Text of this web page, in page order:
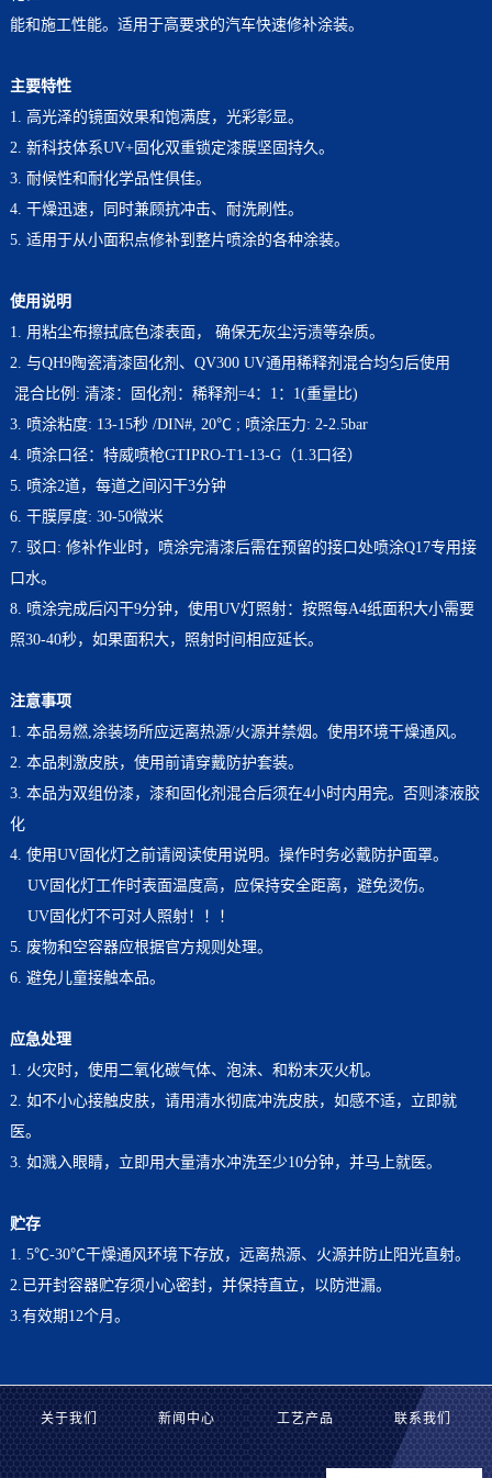
能和施工性能。适用于高要求的汽车快速修补涂装。
主要特性
1. 高光泽的镜面效果和饱满度，光彩彰显。
2. 新科技体系UV+固化双重锁定漆膜坚固持久。
3. 耐候性和耐化学品性俱佳。
4. 干燥迅速，同时兼顾抗冲击、耐洗刷性。
5. 适用于从小面积点修补到整片喷涂的各种涂装。
使用说明
1. 用粘尘布擦拭底色漆表面， 确保无灰尘污渍等杂质。
2. 与QH9陶瓷清漆固化剂、QV300 UV通用稀释剂混合均匀后使用
混合比例: 清漆：固化剂：稀释剂=4：1：1(重量比)
3. 喷涂粘度: 13-15秒 /DIN#, 20℃ ; 喷涂压力: 2-2.5bar
4. 喷涂口径：特威喷枪GTIPRO-T1-13-G（1.3口径）
5. 喷涂2道，每道之间闪干3分钟
6. 干膜厚度: 30-50微米
7. 驳口: 修补作业时，喷涂完清漆后需在预留的接口处喷涂Q17专用接
口水。
8. 喷涂完成后闪干9分钟，使用UV灯照射：按照每A4纸面积大小需要
照30-40秒，如果面积大，照射时间相应延长。
注意事项
1. 本品易燃,涂装场所应远离热源/火源并禁烟。使用环境干燥通风。
2. 本品刺激皮肤，使用前请穿戴防护套装。
3. 本品为双组份漆，漆和固化剂混合后须在4小时内用完。否则漆液胶
化
4. 使用UV固化灯之前请阅读使用说明。操作时务必戴防护面罩。
UV固化灯工作时表面温度高，应保持安全距离，避免烫伤。
UV固化灯不可对人照射！！！
5. 废物和空容器应根据官方规则处理。
6. 避免儿童接触本品。
应急处理
1. 火灾时，使用二氧化碳气体、泡沫、和粉末灭火机。
2. 如不小心接触皮肤，请用清水彻底冲洗皮肤，如感不适，立即就
医。
3. 如溅入眼睛，立即用大量清水冲洗至少10分钟，并马上就医。
贮存
1. 5℃-30℃干燥通风环境下存放，远离热源、火源并防止阳光直射。
2.已开封容器贮存须小心密封，并保持直立，以防泄漏。
3.有效期12个月。
关于我们 新闻中心 工艺产品 联系我们